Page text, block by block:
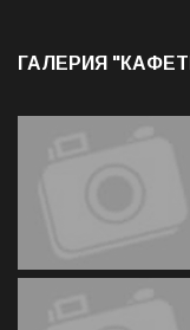
ГАЛЕРИЯ